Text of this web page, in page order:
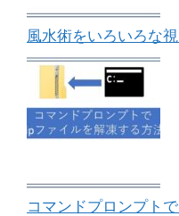
風水術をいろいろな
コマンドプロンプト